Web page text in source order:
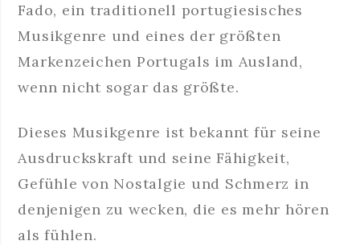
Fado, ein traditionell portugiesisches
Musikgenre und eines der größten
Markenzeichen Portugals im Ausland,
wenn nicht sogar das größte.
Dieses Musikgenre ist bekannt für seine
Ausdruckskraft und seine Fähigkeit,
Gefühle von Nostalgie und Schmerz in
denjenigen zu wecken, die es mehr hören
als fühlen.